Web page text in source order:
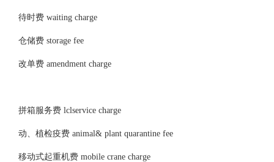
待时费 waiting charge
仓储费 storage fee
改单费 amendment charge
拼箱服务费 lclservice charge
动、植检疫费 animal& plant quarantine fee
移动式起重机费 mobile crane charge